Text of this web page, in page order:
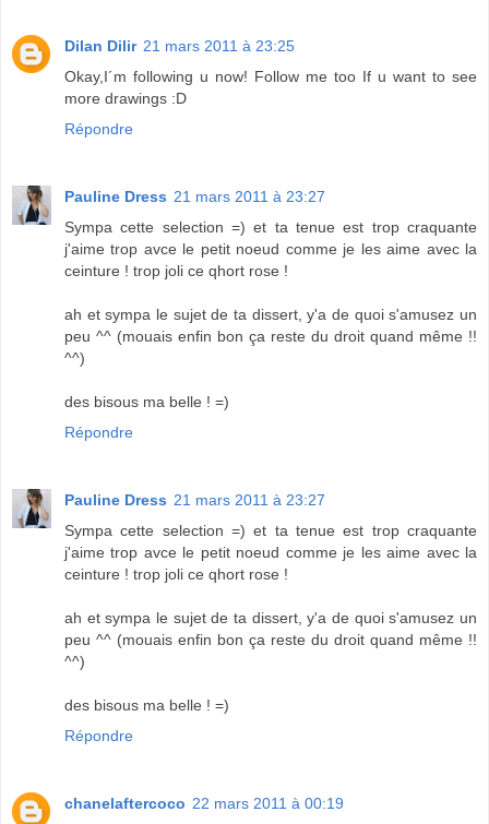
Dilan Dilir 21 mars 2011 à 23:25
Okay,I´m following u now! Follow me too If u want to see
more drawings :D
Répondre
Pauline Dress 21 mars 2011 à 23:27
Sympa cette selection =) et ta tenue est trop craquante
j'aime trop avce le petit noeud comme je les aime avec la
ceinture ! trop joli ce qhort rose !
ah et sympa le sujet de ta dissert, y'a de quoi s'amusez un
peu ^^ (mouais enfin bon ça reste du droit quand même !!
^^)
des bisous ma belle ! =)
Répondre
Pauline Dress 21 mars 2011 à 23:27
Sympa cette selection =) et ta tenue est trop craquante
j'aime trop avce le petit noeud comme je les aime avec la
ceinture ! trop joli ce qhort rose !
ah et sympa le sujet de ta dissert, y'a de quoi s'amusez un
peu ^^ (mouais enfin bon ça reste du droit quand même !!
^^)
des bisous ma belle ! =)
Répondre
chanelaftercoco 22 mars 2011 à 00:19